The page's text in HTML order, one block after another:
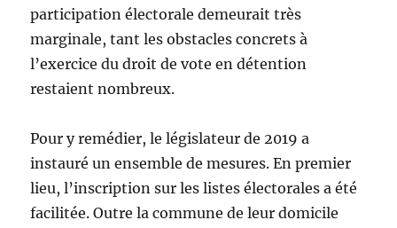
participation électorale demeurait très
marginale, tant les obstacles concrets à
l’exercice du droit de vote en détention
restaient nombreux.
Pour y remédier, le législateur de 2019 a
instauré un ensemble de mesures. En premier
lieu, l’inscription sur les listes électorales a été
facilitée. Outre la commune de leur domicile